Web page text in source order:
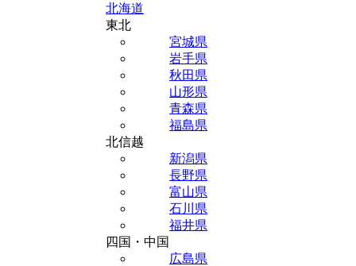
北海道
東北
宮城県
岩手県
秋田県
山形県
青森県
福島県
北信越
新潟県
長野県
富山県
石川県
福井県
四国・中国
広島県